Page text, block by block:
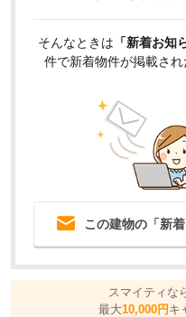
そんなときは 「新着お知
件で新着物件が掲載さ
この建物の「新
スマイティな
最大10,000円キ